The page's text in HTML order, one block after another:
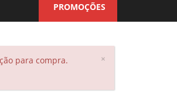
PROMOÇÕES
×
para compra.